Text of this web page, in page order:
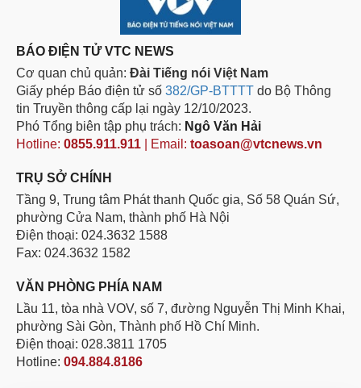
BÁO ĐIỆN TỬ VTC NEWS
Cơ quan chủ quản: Đài Tiếng nói Việt Nam
Giấy phép Báo điện tử số 382/GP-BTTTT do Bộ Thông
tin Truyền thông cấp lại ngày 12/10/2023.
Phó Tổng biên tập phụ trách: Ngô Văn Hải
Hotline: 0855.911.911 | Email: toasoan@vtcnews.vn
TRỤ SỞ CHÍNH
Tầng 9, Trung tâm Phát thanh Quốc gia, Số 58 Quán Sứ,
phường Cửa Nam, thành phố Hà Nội
Điện thoại: 024.3632 1588
Fax: 024.3632 1582
VĂN PHÒNG PHÍA NAM
Lầu 11, tòa nhà VOV, số 7, đường Nguyễn Thị Minh Khai,
phường Sài Gòn, Thành phố Hồ Chí Minh.
Điện thoại: 028.3811 1705
Hotline: 094.884.8186